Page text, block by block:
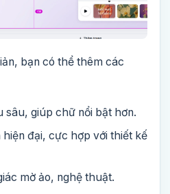
bạn có thể thêm các
sâu, giúp chữ nổi bật hơn.
đại, cực hợp với thiết kế
mờ ảo, nghệ thuật.